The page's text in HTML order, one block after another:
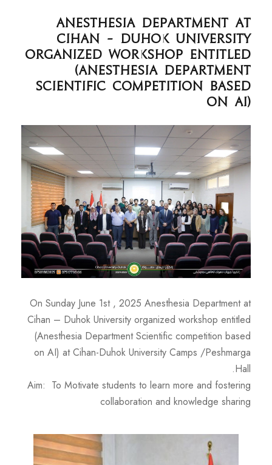
Anesthesia Department at
Cihan – Duhok University
organized workshop entitled
(Anesthesia Department
Scientific competition based
on AI)
On Sunday June 1st , 2025 Anesthesia Department at
Cihan – Duhok University organized workshop entitled
(Anesthesia Department Scientific competition based
on AI) at Cihan-Duhok University Camps /Peshmarga
Hall.
Aim: To Motivate students to learn more and fostering
collaboration and knowledge sharing